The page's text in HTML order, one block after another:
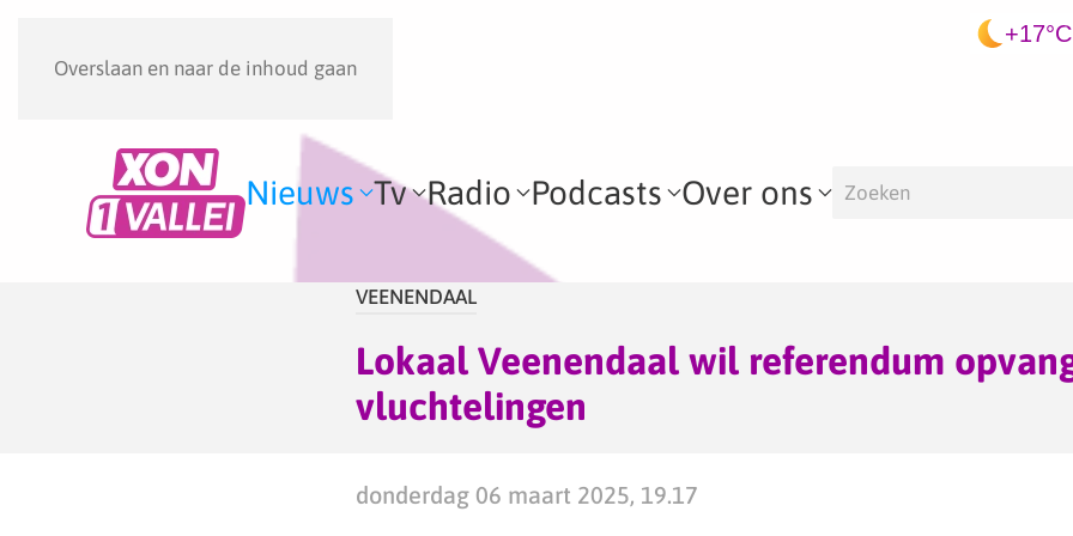
Overslaan en naar de inhoud gaan
+17°C
Nieuws Tv Radio Podcasts Over ons
VEENENDAAL
Lokaal Veenendaal wil referendum
vluchtelingen
donderdag 06 maart 2025, 19.17